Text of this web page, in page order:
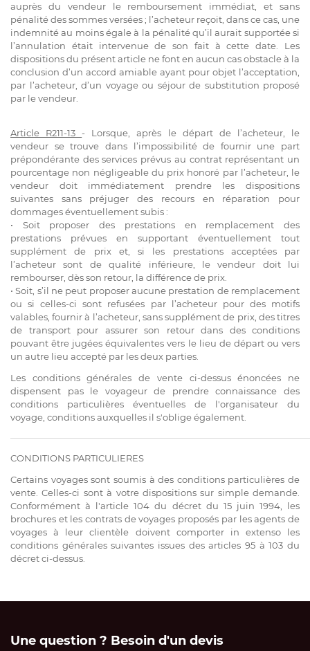
auprès du vendeur le remboursement immédiat, et sans
pénalité des sommes versées ; l’acheteur reçoit, dans ce cas, une
indemnité au moins égale à la pénalité qu’il aurait supportée si
l’annulation était intervenue de son fait à cette date. Les
dispositions du présent article ne font en aucun cas obstacle à la
conclusion d’un accord amiable ayant pour objet l’acceptation,
par l’acheteur, d’un voyage ou séjour de substitution proposé
par le vendeur.
Article R211-13- Lorsque, après le départ de l’acheteur, le
vendeur se trouve dans l’impossibilité de fournir une part
prépondérante des services prévus au contrat représentant un
pourcentage non négligeable du prix honoré par l’acheteur, le
vendeur doit immédiatement prendre les dispositions
suivantes sans préjuger des recours en réparation pour
dommages éventuellement subis :
• Soit proposer des prestations en remplacement des
prestations prévues en supportant éventuellement tout
supplément de prix et, si les prestations acceptées par
l’acheteur sont de qualité inférieure, le vendeur doit lui
rembourser, dès son retour, la différence de prix.
• Soit, s’il ne peut proposer aucune prestation de remplacement
ou si celles-ci sont refusées par l’acheteur pour des motifs
valables, fournir à l’acheteur, sans supplément de prix, des titres
de transport pour assurer son retour dans des conditions
pouvant être jugées équivalentes vers le lieu de départ ou vers
un autre lieu accepté par les deux parties.
Les conditions générales de vente ci-dessus énoncées ne
dispensent pas le voyageur de prendre connaissance des
conditions particulières éventuelles de l'organisateur du
voyage, conditions auxquelles il s'oblige également.
CONDITIONS PARTICULIERES
Certains voyages sont soumis à des conditions particulières de
vente. Celles-ci sont à votre dispositions sur simple demande.
Conformément à l'article 104 du décret du 15 juin 1994, les
brochures et les contrats de voyages proposés par les agents de
voyages à leur clientèle doivent comporter in extenso les
conditions générales suivantes issues des articles 95 à 103 du
décret ci-dessus.
Une question ? Besoin d'un devis